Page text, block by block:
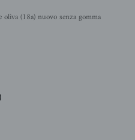
(18a) nuovo senza gomma